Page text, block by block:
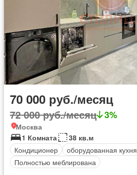
70 000 руб./месяц
72 000 руб./месяц 3%
Москва
1 Комната
38 кв.м
Кондиционер
оборудованная кухня
Полностью меблирована